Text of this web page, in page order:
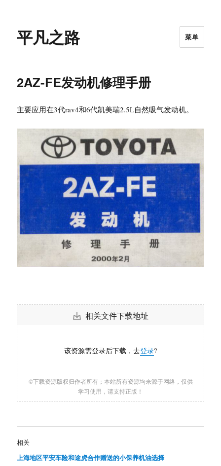
平凡之路 菜单
2AZ-FE发动机修理手册
主要应用在3代rav4和6代凯美瑞2.5L自然吸气发动机。
相关文件下载地址
该资源需登录后下载，去登录?
©下载资源版权归作者所有；本站所有资源均来源于网络，仅供
学习使用，请支持正版！
相关
上海地区平安车险和途虎合作赠送的小保养机油选择